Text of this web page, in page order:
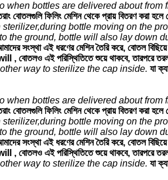
bottles are delivered about
বোতলগুলি ফিলিং মেশিন থেকে প্রায় বিতরণ করা
bottle moving on the
the ground, bottle will also lay down
সংস্থা এই ধরণের মেশিন তৈরি করে, বোতল
will , বোতলও এই পরিস্থিতিতে শুয়ে থাকবে, তারপরে
way to sterilize the cap inside. যা
bottles are delivered about
বোতলগুলি ফিলিং মেশিন থেকে প্রায় বিতরণ করা
bottle moving on the
the ground, bottle will also lay down
সংস্থা এই ধরণের মেশিন তৈরি করে, বোতল
will , বোতলও এই পরিস্থিতিতে শুয়ে থাকবে, তারপরে
way to sterilize the cap inside. যা